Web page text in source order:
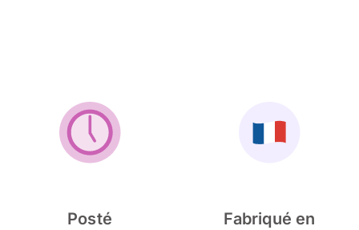
Posté
Fabriqué en